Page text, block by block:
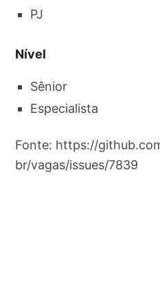
PJ
Nível
Sênior
Especialista
Fonte: https://
br/vagas/issues/7839